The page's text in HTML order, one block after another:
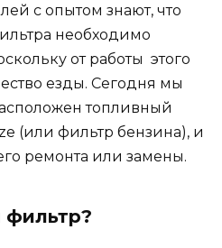
с опытом знают, что
необходимо
от работы этого
езды. Сегодня мы
топливный
(или фильтр бензина), и
ремонта или замены.
фильтр?